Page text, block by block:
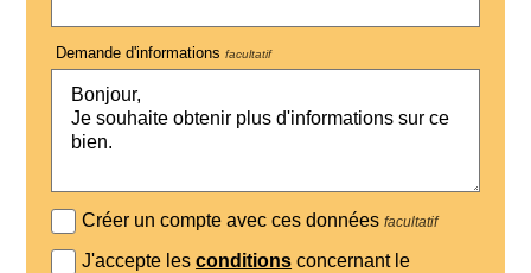
Demande d'informations facultatif
Créer un compte avec ces donnéesfacultatif
J'accepte lesconditions concernant le